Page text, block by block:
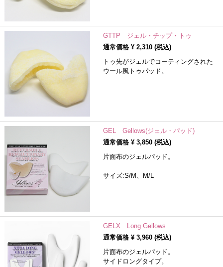
GTTP ジェル・チップ・トゥ
通常価格 ¥ 2,310(税込)
トゥ先がジェルでコーティングされた
ウール風トゥパッド。
GEL Gellows(ジェル・パッド)
通常価格 ¥ 3,850(税込)
片面布のジェルパッド。
サイズ:S/M、M/L
GELX Long Gellows
通常価格 ¥ 3,960(税込)
片面布のジェルパッド。
サイドロングタイプ。